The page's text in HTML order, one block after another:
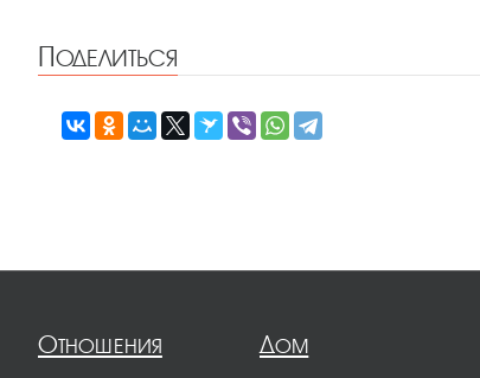
Поделиться
Отношения Дом